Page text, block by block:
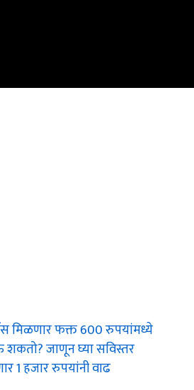
मिळणार फक्त 600 रुपयांमध्ये
शकतो? जाणून घ्या सविस्तर
1 हजार रुपयांनी वाढ